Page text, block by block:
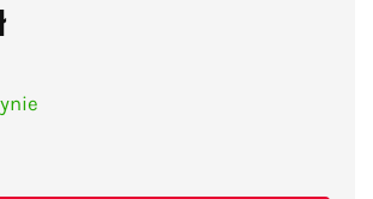
się po linie grający